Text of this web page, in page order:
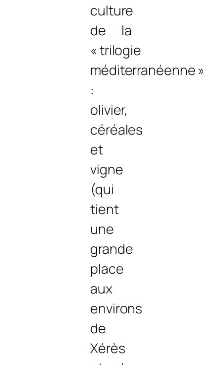
culture
de la
« trilogie
méditerranéenne »
:
olivier,
céréales
et
vigne
(qui
tient
une
grande
place
aux
environs
de
Xérès